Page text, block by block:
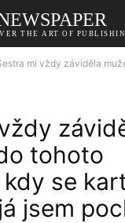
THE ART OF
mi vždy záviděla
tohoto
se
jsem